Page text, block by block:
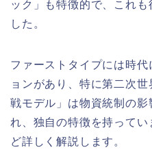
ック」も特徴的で、これ
した。
ファーストタイプには時
ョンがあり、特に第二次
戦モデル」は物資統制の
れ、独自の特徴を持って
ど詳しく解説します。